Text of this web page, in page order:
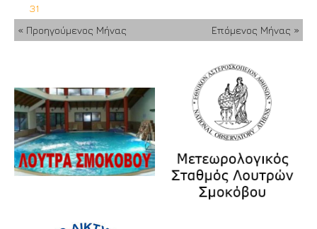
31
« Προηγούμενος Μήνας
Επόμενος Μήνας »